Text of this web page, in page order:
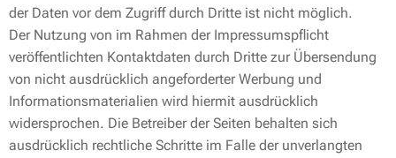
der Daten vor dem Zugriff durch Dritte ist nicht möglich.
Der Nutzung von im Rahmen der Impressumspflicht
veröffentlichten Kontaktdaten durch Dritte zur Übersendung
von nicht ausdrücklich angeforderter Werbung und
Informationsmaterialien wird hiermit ausdrücklich
widersprochen. Die Betreiber der Seiten behalten sich
ausdrücklich rechtliche Schritte im Falle der unverlangten